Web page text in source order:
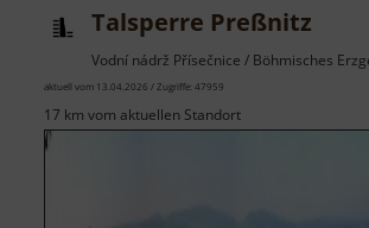
Talsperre Preßnitz
Vodní nádrž Přísečnice / Böhmisches
aktuell vom 13.04.2026 / Zugriffe: 47959
17 km vom aktuellen Standort